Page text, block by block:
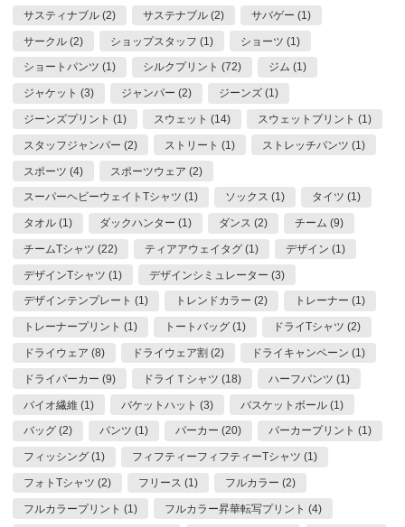
サスティナブル (2) サステナブル (2) サバゲー (1)
サークル (2) ショップスタッフ (1) ショーツ (1)
ショートパンツ (1) シルクプリント (72) ジム (1)
ジャケット (3) ジャンパー (2) ジーンズ (1)
ジーンズプリント (1) スウェット (14) スウェットプリント (1)
スタッフジャンパー (2) ストリート (1) ストレッチパンツ (1)
スポーツ (4) スポーツウェア (2)
スーパーヘビーウェイトTシャツ (1) ソックス (1) タイツ (1)
タオル (1) ダックハンター (1) ダンス (2) チーム (9)
チームTシャツ (22) ティアアウェイタグ (1) デザイン (1)
デザインTシャツ (1) デザインシミュレーター (3)
デザインテンプレート (1) トレンドカラー (2) トレーナー (1)
トレーナープリント (1) トートバッグ (1) ドライTシャツ (2)
ドライウェア (8) ドライウェア割 (2) ドライキャンペーン (1)
ドライパーカー (9) ドライＴシャツ (18) ハーフパンツ (1)
バイオ繊維 (1) バケットハット (3) バスケットボール (1)
バッグ (2) パンツ (1) パーカー (20) パーカープリント (1)
フィッシング (1) フィフティーフィフティーTシャツ (1)
フォトTシャツ (2) フリース (1) フルカラー (2)
フルカラープリント (1) フルカラー昇華転写プリント (4)